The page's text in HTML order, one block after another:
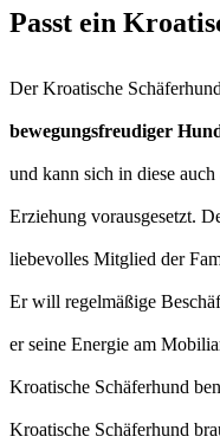
Passt ein
Der Kroatische
bewegungsfreudiger
und kann sich in diese
Erziehung vorausgesetzt.
liebevolles Mitglied der
Er will regelmäßige
er seine Energie am
Kroatische Schäferhund
Kroatische Schäferhund